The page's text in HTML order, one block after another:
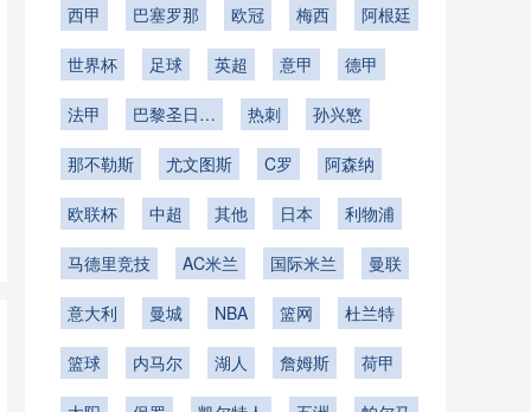
西甲 巴塞罗那 欧冠 梅西 阿根廷
世界杯 足球 英超 意甲 德甲
法甲
巴黎圣日耳
热刺 孙兴慜
那不勒斯 尤文图斯 C罗 阿森纳
欧联杯 中超 其他 日本 利物浦
马德里竞技 AC米兰 国际米兰 曼联
意大利 曼城 NBA 篮网 杜兰特
篮球 内马尔 湖人 詹姆斯 荷甲